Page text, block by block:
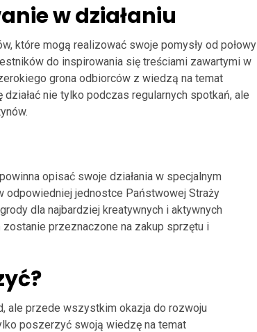
w działaniu
które mogą realizować swoje pomysły od połowy
do inspirowania się treściami zawartymi w
grona odbiorców z wiedzą na temat
nie tylko podczas regularnych spotkań, ale
opisać swoje działania w specjalnym
odpowiedniej jednostce Państwowej Straży
dla najbardziej kreatywnych i aktywnych
przeznaczone na zakup sprzętu i
ale przede wszystkim okazja do rozwoju
poszerzyć swoją wiedzę na temat